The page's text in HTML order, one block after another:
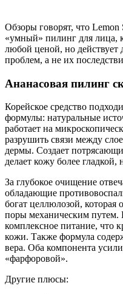
Обзоры говорят, что
«умный» пилинг для лица,
любой ценой, но действует
проблем, а не их
Ананасовая пилинг
Корейское средство
формулы: натуральные
работает на
разрушить связи между
дермы. Создает
делает кожу более
За глубокое очищение
обладающие
богат целлюлозой,
поры механическим
комплексное питание, что
кожи. Также формула
вера. Оба компонента
«фарфоровой».
Другие плюсы: